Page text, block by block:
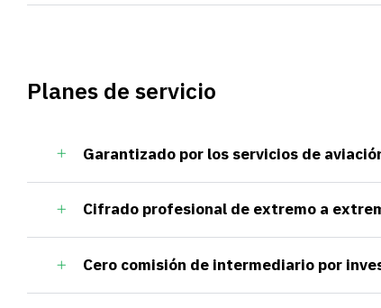
Planes de servicio
Garantizado por los servicios de
Cifrado profesional de extremo a
Cero comisión de intermediario por